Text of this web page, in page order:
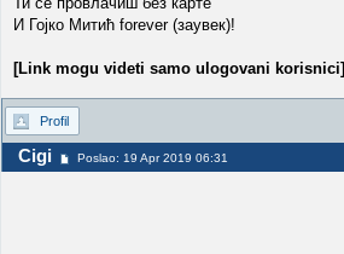
И Гојко Митић forever (заувек)!
[Link mogu videti samo ulogovani korisnici]
Profil
Cigi Poslao: 19 Apr 2019 06:31